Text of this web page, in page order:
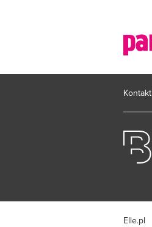
Kontakt
Elle.pl